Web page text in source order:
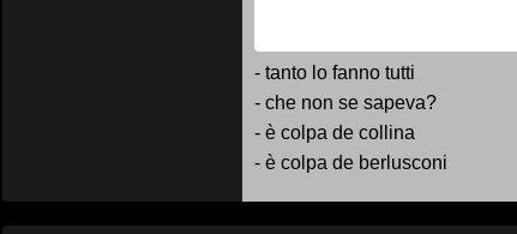
- tanto lo fanno tutti
- che non se sapeva?
- è colpa de collina
- è colpa de berlusconi